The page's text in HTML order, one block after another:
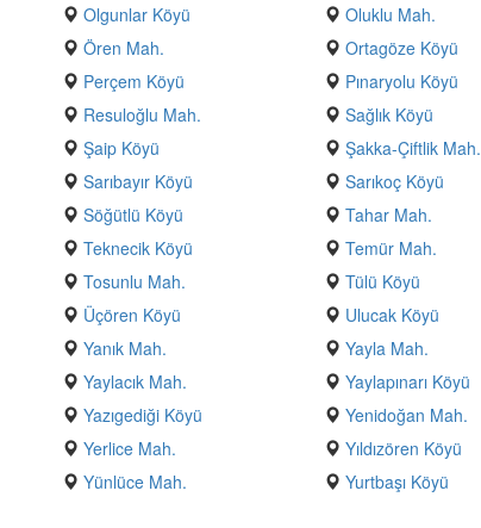
Olgunlar Köyü Oluklu Mah.
Ören Mah. Ortagöze Köyü
Perçem Köyü Pınaryolu Köyü
Resuloğlu Mah. Sağlık Köyü
Şaip Köyü Şakka-Çiftlik Mah.
Sarıbayır Köyü Sarıkoç Köyü
Söğütlü Köyü Tahar Mah.
Teknecik Köyü Temür Mah.
Tosunlu Mah. Tülü Köyü
Üçören Köyü Ulucak Köyü
Yanık Mah. Yayla Mah.
Yaylacık Mah. Yaylapınarı Köyü
Yazıgediği Köyü Yenidoğan Mah.
Yerlice Mah. Yıldızören Köyü
Yünlüce Mah. Yurtbaşı Köyü